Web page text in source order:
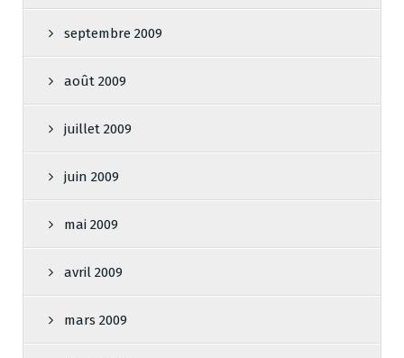
septembre 2009
août 2009
juillet 2009
juin 2009
mai 2009
avril 2009
mars 2009